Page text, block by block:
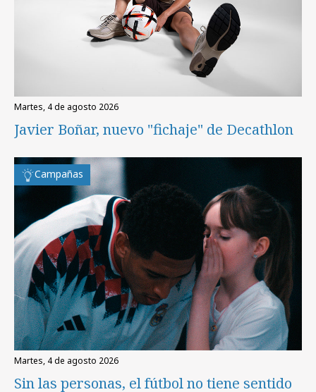
martes, 4 de agosto 2026
Javier Boñar, nuevo "fichaje" de Decathlon
Campañas
martes, 4 de agosto 2026
Sin las personas, el fútbol no tiene sentido